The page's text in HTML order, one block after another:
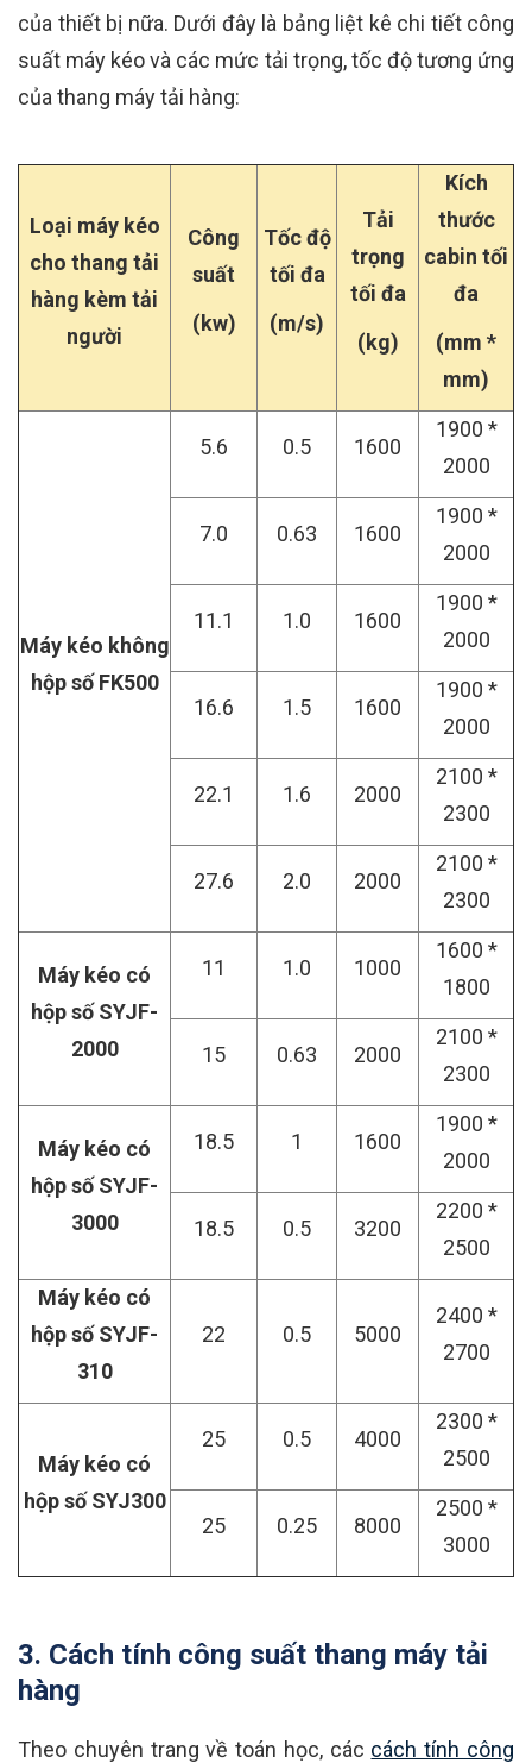
của thiết bị nữa. Dưới đây là bảng liệt kê chi tiết công
suất máy kéo và các mức tải trọng, tốc độ tương ứng
của thang máy tải hàng:
Loại máy kéo
cho thang tải
hàng kèm tải
người
Công
suất
(kw)
Tốc độ
tối đa
(m/s)
Tải
trọng
tối đa
(kg)
Kích
thước
cabin tối
đa
(mm *
mm)
Máy kéo không
hộp số FK500
5.6 0.5 1600
1900 *
2000
7.0 0.63 1600
1900 *
2000
11.1 1.0 1600
1900 *
2000
16.6 1.5 1600
1900 *
2000
22.1 1.6 2000
2100 *
2300
27.6 2.0 2000
2100 *
2300
Máy kéo có
hộp số SYJF-
2000
11 1.0 1000
1600 *
1800
15 0.63 2000
2100 *
2300
Máy kéo có
hộp số SYJF-
3000
18.5 1 1600
1900 *
2000
18.5 0.5 3200
2200 *
2500
Máy kéo có
hộp số SYJF-
310
22 0.5 5000
2400 *
2700
Máy kéo có
hộp số SYJ300
25 0.5 4000
2300 *
2500
25 0.25 8000
2500 *
3000
3. Cách tính công suất thang máy tải
hàng
Theo chuyên trang về toán học, các cách tính công